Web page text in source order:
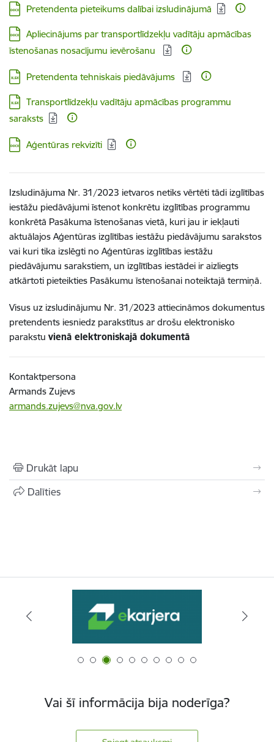
Lejupielādēt:
Pretendenta pieteikums dalībai izsludinājumā
Lejupielādēt:
Apliecinājums par transportlīdzekļu vadītāju apmācības
īstenošanas nosacījumu ievērošanu
Lejupielādēt:
Pretendenta tehniskais piedāvājums
Lejupielādēt:
Transportlīdzekļu vadītāju apmācības programmu
saraksts
Lejupielādēt:
Aģentūras rekvizīti
Izsludinājuma Nr. 31/2023 ietvaros netiks vērtēti tādi izglītības
iestāžu piedāvājumi īstenot konkrētu izglītības programmu
konkrētā Pasākuma īstenošanas vietā, kuri jau ir iekļauti
aktuālajos Aģentūras izglītības iestāžu piedāvājumu sarakstos
vai kuri tika izslēgti no Aģentūras izglītības iestāžu
piedāvājumu sarakstiem, un izglītības iestādei ir aizliegts
atkārtoti pieteikties Pasākumu īstenošanai noteiktajā termiņā.
Visus uz izsludinājumu Nr. 31/2023 attiecināmos dokumentus
pretendents iesniedz parakstītus ar drošu elektronisko
parakstu vienā elektroniskajā dokumentā
Kontaktpersona
Armands Zujevs
armands.zujevs@nva.gov.lv
Drukāt lapu
Dalīties
Vai šī informācija bija noderīga?